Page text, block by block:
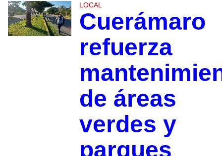
LOCAL
Cuerámaro
refuerza
de áreas
verdes y
parques